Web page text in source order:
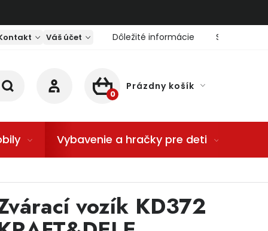
Váš účet Dôležité informácie Servis
NÁKUPNÝ KOŠÍK
Prázdny košík
Vybavenie a hračky pre deti
vozík KD372